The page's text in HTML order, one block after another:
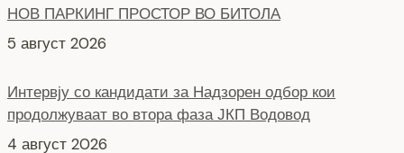
НОВ ПАРКИНГ ПРОСТОР ВО БИТОЛА
5 август 2026
Интервју со кандидати за Надзорен одбор кои
продолжуваат во втора фаза ЈКП Водовод
4 август 2026